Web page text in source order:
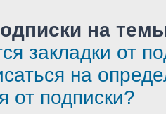
на
закладки от
на
от подписки?